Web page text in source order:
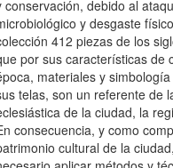
conservación, debido al
y desgaste
412 piezas de los
por sus características de
materiales y
telas, son un referente de
de la ciudad, la
consecuencia, y como
cultural de la